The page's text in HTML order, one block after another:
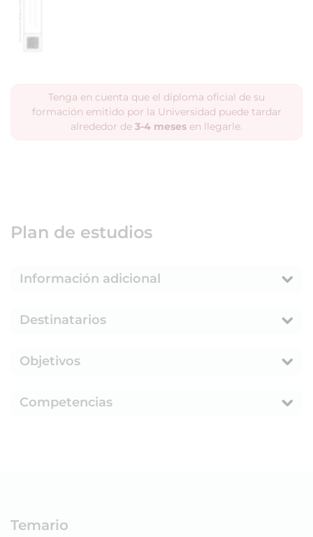
Tenga en cuenta que el diploma oficial de su
formación emitido por la Universidad puede tardar
alrededor de 3-4 meses en llegarle.
Plan de estudios
Información adicional
Destinatarios
Objetivos
Competencias
Temario